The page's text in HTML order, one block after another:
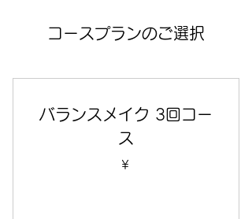
コースプランのご選択
バランスメイク 3回コー
ス
￥